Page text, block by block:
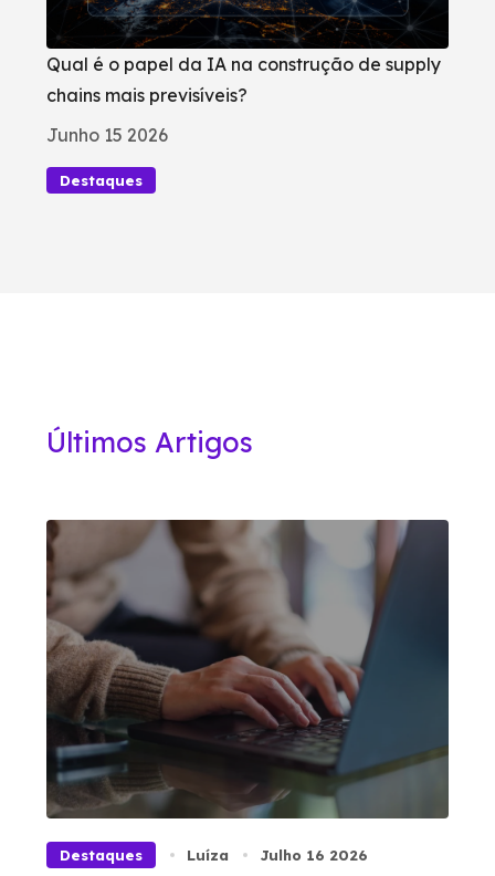
Qual é o papel da IA na construção de supply
chains mais previsíveis?
Junho 15 2026
Destaques
Últimos Artigos
Destaques Luíza Julho 16 2026